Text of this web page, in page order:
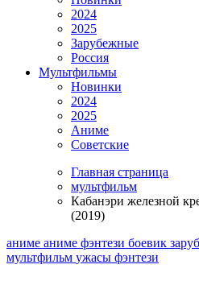
2024
2025
Зарубежные
Россия
Мультфильмы
Новинки
2024
2025
Аниме
Советские
Главная страница
мультфильм
Кабанэри железной
(2019)
аниме аниме фэнтези боевик
мультфильм ужасы фэнтези